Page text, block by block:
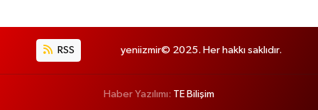
RSS yeniizmir© 2025. Her hakkı saklıdır.
Haber Yazılımı: TE Bilişim